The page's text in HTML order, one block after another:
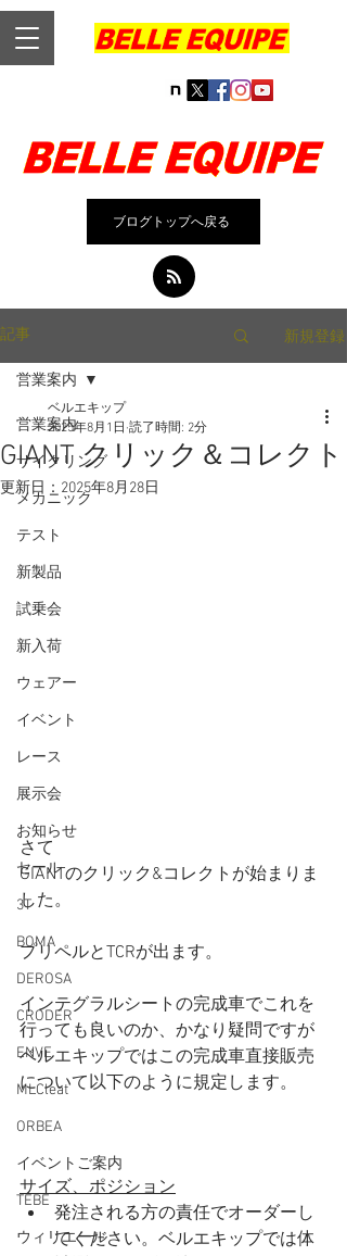
ブログトップへ戻る
記事 新規登録
営業案内
サイクリング
メカニック
テスト
新製品
試乗会
新入荷
ウェアー
イベント
レース
展示会
お知らせ
セール
3T
BOMA
DEROSA
CRODER
ENVE
MLCleat
ORBEA
イベントご案内
TEBE
ウィリエール
営業案内
GIANT クリック＆コレクト
ベルエキップ
2025年8月1日 読了時間: 2分
更新日： 2025年8月28日
さて
GIANTのクリック&コレクトが始まりま
した。
プリペルとTCRが出ます。
インテグラルシートの完成車でこれを
行っても良いのか、かなり疑問ですが
ベルエキップではこの完成車直接販売
について以下のように規定します。
サイズ、ポジション
発注される方の責任でオーダーし
てください。ベルエキップでは体